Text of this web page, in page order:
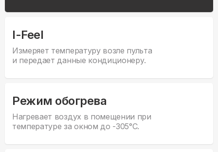
I-Feel
Измеряет температуру возле пульта
и передает данные кондиционеру.
Режим обогрева
Нагревает воздух в помещении при
температуре за окном до -305°С.